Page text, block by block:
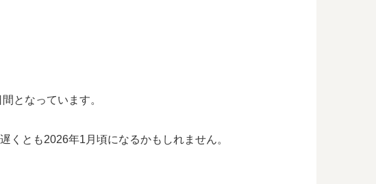
となっています。
くとも2026年1月頃になるかもしれません。